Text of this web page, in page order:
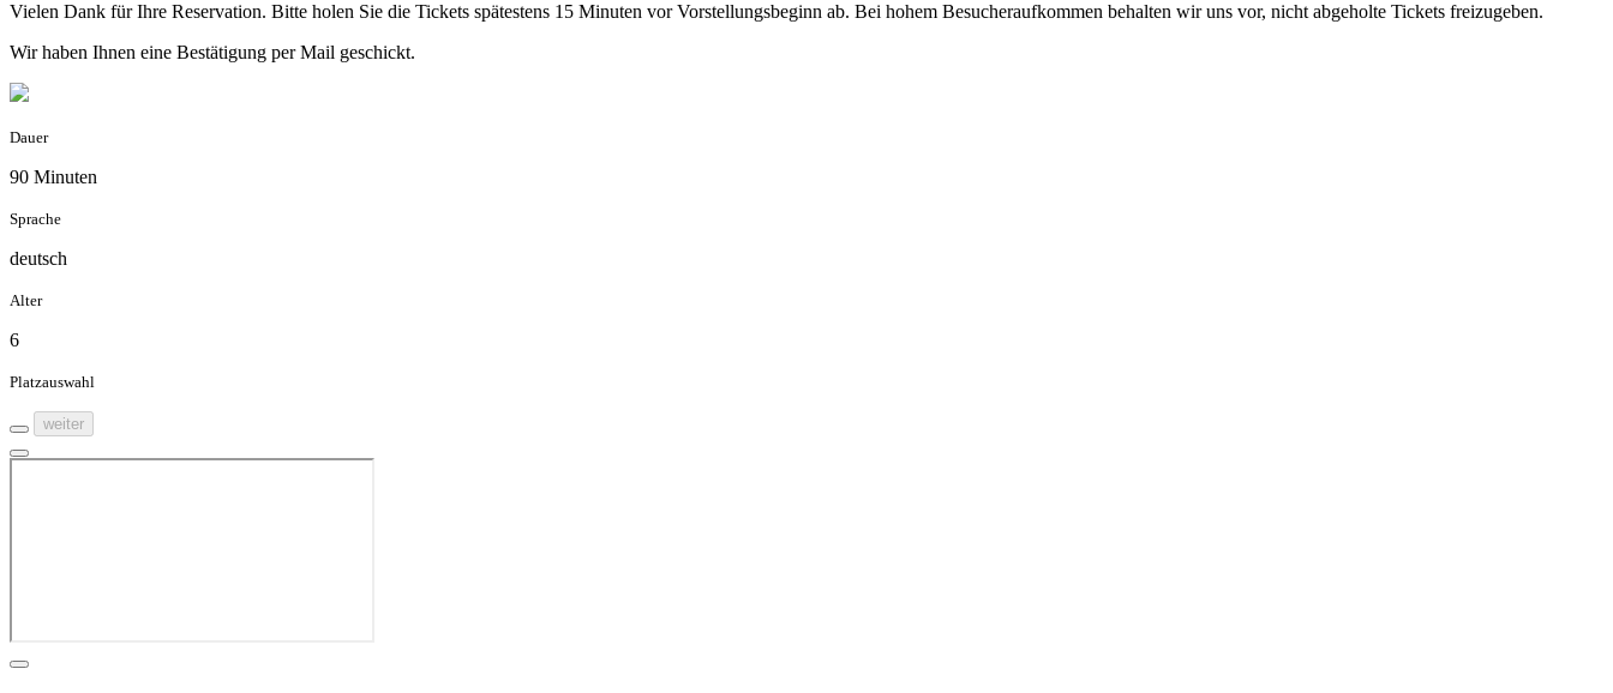
Vielen Dank für Ihre Reservation. Bitte holen Sie die Tickets spätestens 15 Minuten vor Vorstellungsbeginn ab. Bei hohem Besucheraufkommen behalten wir uns vor, nicht abgeholte Tickets freizugeben.
Wir haben Ihnen eine Bestätigung per Mail geschickt.
Dauer
90 Minuten
Sprache
deutsch
Alter
6
Platzauswahl
weiter